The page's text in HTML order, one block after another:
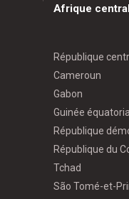
Afrique
République
Cameroun
Gabon
Guinée
République
République du
Tchad
São Tomé-et-